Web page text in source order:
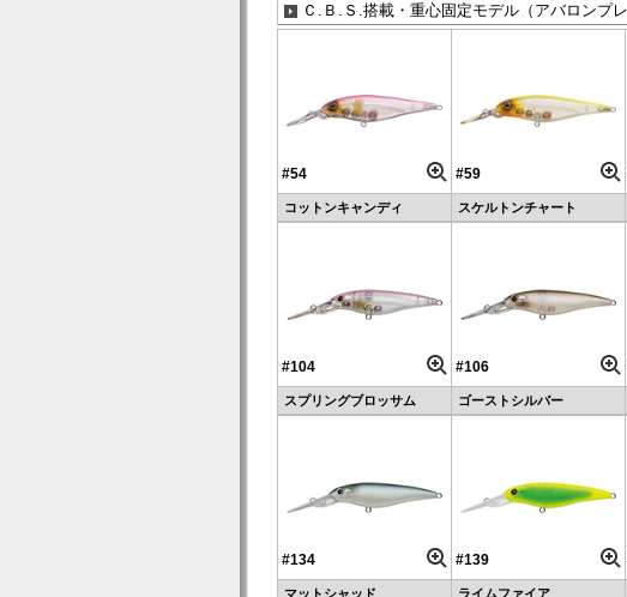
Ｃ.Ｂ.Ｓ.搭載・重心固定モデル（アバロンプレ
#54
コットンキャンディ
#59
スケルトンチャート
#104
スプリングブロッサム
#106
ゴーストシルバー
#134
マットシャッド
#139
ライムファイア